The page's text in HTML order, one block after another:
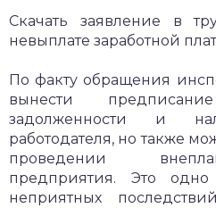
Скачать заявление в
невыплате заработной
По факту обращения
вынести
задолженности и
работодателя, но также
проведении
предприятия. Это
неприятных